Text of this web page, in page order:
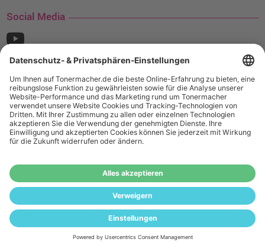
Social Media
¹ Nur gültig für den Versand innerhalb Deutschlands. Befindet sich ein Warenwert
von mindestens 35€ (inkl. Mwst.) an Ampertec Artikeln in Ihrem Warenkorb, ist der
Versand für Sie kostenfrei.
Das Angebot von tonermacher.de richtet sich
nicht an Wiederverkäufer. Wenn Sie Wiederverkäufer sind,
registrieren Sie sich bitte in unserem Händler-Portal
www.tonerhersteller.de